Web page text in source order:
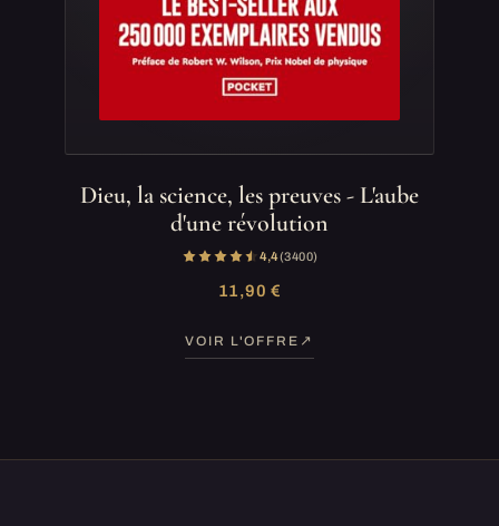
Dieu, la science, les preuves - L'aube
d'une révolution
4,4(3 400)
11,90 €
VOIR L'OFFRE